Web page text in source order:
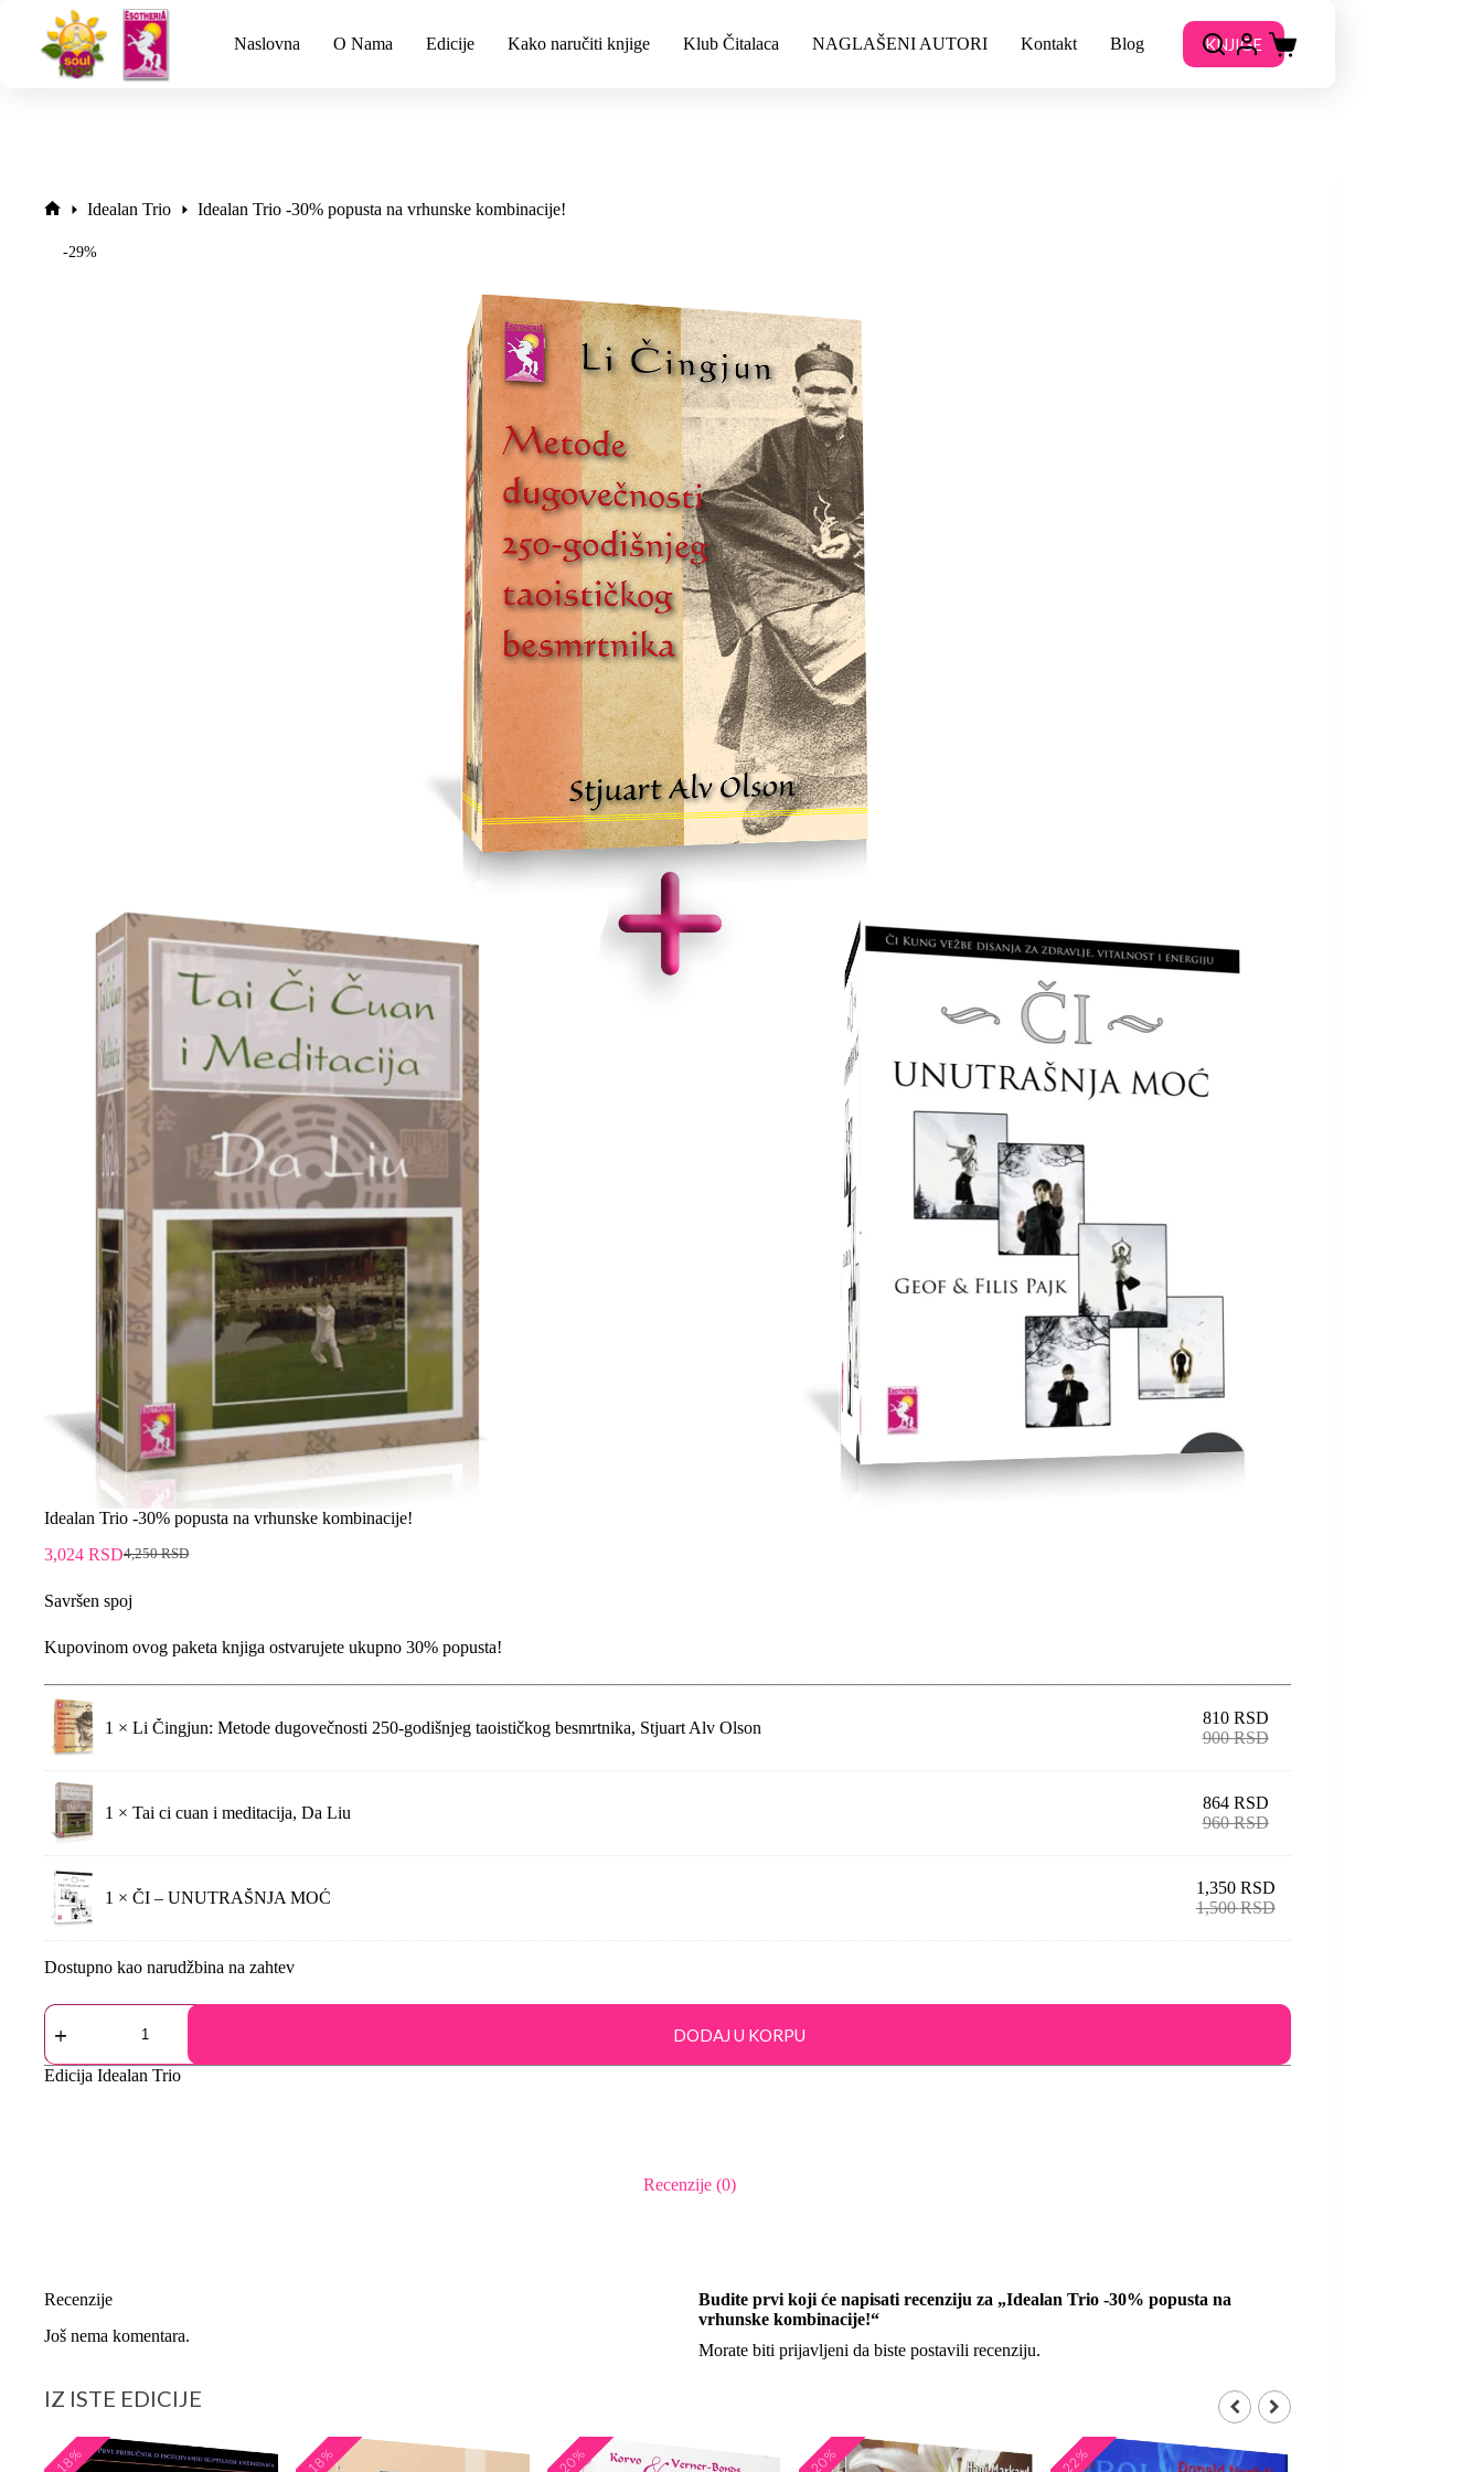
Naslovna O Nama Edicije Kako naručiti knjige Klub Čitalaca NAGLAŠENI AUTORI Kontakt Blog KNJIGE
Idealan Trio Idealan Trio -30% popusta na vrhunske kombinacije!
-29%
Idealan Trio -30% popusta na vrhunske kombinacije!
4,250RSD
3,024 RSD
Savršen spoj
Kupovinom ovog paketa knjiga ostvarujete ukupno 30% popusta!
1 × Li Čingjun: Metode dugovečnosti 250-godišnjeg taoističkog besmrtnika, Stjuart Alv Olson
900RSD
810 RSD
1 × Tai ci cuan i meditacija, Da Liu
960RSD
864 RSD
1 × ČI – UNUTRAŠNJA MOĆ
1,500RSD
1,350 RSD
Dostupno kao narudžbina na zahtev
DODAJ U KORPU
Edicija Idealan Trio
Recenzije (0)
Recenzije
Još nema komentara.
Budite prvi koji će napisati recenziju za „Idealan Trio -30% popusta na
vrhunske kombinacije!“
Morate bitiprijavljeni da biste postavili recenziju.
IZ ISTE EDICIJE
-18% -18% -20% -20% -22%